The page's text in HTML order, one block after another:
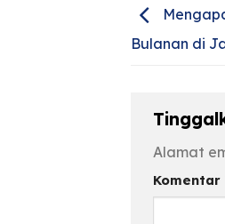
Bulanan di
Alamat
Komentar